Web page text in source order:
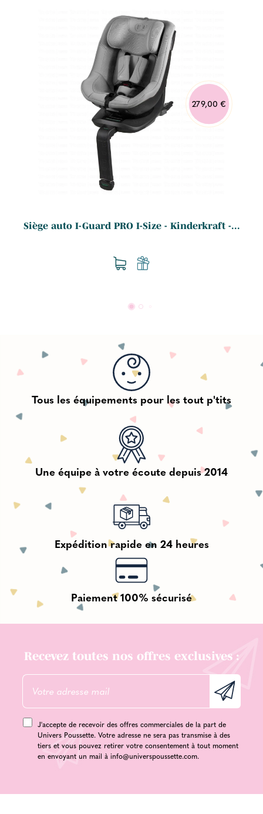
279,00 €
Siège auto I-Guard PRO I-Size - Kinderkraft -...
Tous les équipements pour les tout p'tits
Une équipe à votre écoute depuis 2014
Expédition rapide en 24 heures
Paiement 100% sécurisé
Recevez toutes nos offres exclusives :
J'accepte de recevoir des offres commerciales de la part de
Univers Poussette. Votre adresse ne sera pas transmise à des
tiers et vous pouvez retirer votre consentement à tout moment
en envoyant un mail à info@universpoussette.com.